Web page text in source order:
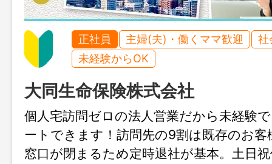
正社員 主婦(夫)・働くママ歓迎
社
未経験からOK
大同生命保険株式会社
個人宅訪問ゼロの法人営業だから未経験
ートできます！訪問先の9割は既存のお客
窓口が閉まるため定時退社が基本。土日